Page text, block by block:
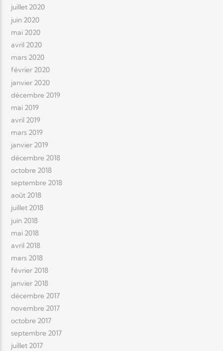
juillet 2020
juin 2020
mai 2020
avril 2020
mars 2020
février 2020
janvier 2020
décembre 2019
mai 2019
avril 2019
mars 2019
janvier 2019
décembre 2018
octobre 2018
septembre 2018
août 2018
juillet 2018
juin 2018
mai 2018
avril 2018
mars 2018
février 2018
janvier 2018
décembre 2017
novembre 2017
octobre 2017
septembre 2017
juillet 2017